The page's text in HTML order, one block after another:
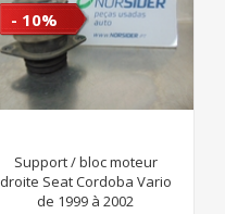
- 10%
Support / bloc moteur
droite Seat Cordoba Vario
de 1999 à 2002